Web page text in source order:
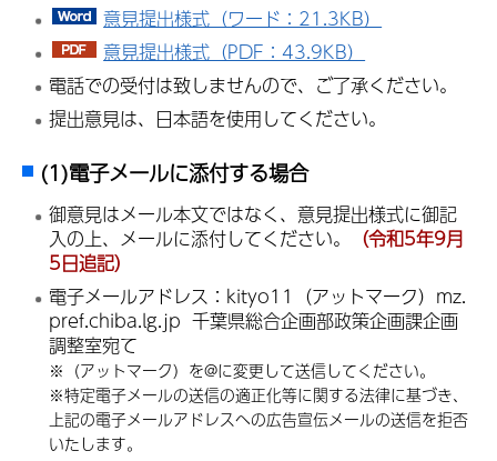
意見提出様式（ワード：21.3KB）
意見提出様式（PDF：43.9KB）
電話での受付は致しませんので、ご了承ください。
提出意見は、日本語を使用してください。
(1)電子メールに添付する場合
御意見はメール本文ではなく、意見提出様式に御記
入の上、メールに添付してください。
（令和5年9月
5日追記）
電子メールアドレス：kityo11（アットマーク）mz.
pref.chiba.lg.jp 千葉県総合企画部政策企画課企画
調整室宛て
※（アットマーク）を@に変更して送信してください。
※特定電子メールの送信の適正化等に関する法律に基づき、
上記の電子メールアドレスへの広告宣伝メールの送信を拒否
いたします。